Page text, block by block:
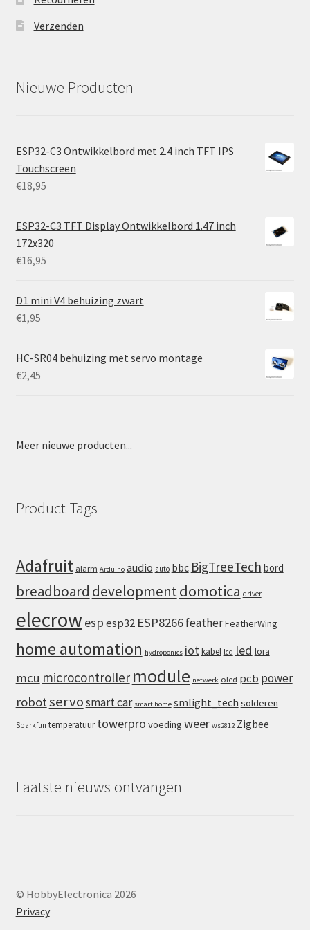
Verzenden
Nieuwe Producten
ESP32-C3 Ontwikkelbord met 2.4 inch TFT IPS
Touchscreen
€18,95
ESP32-C3 TFT Display Ontwikkelbord 1.47 inch
172x320
€16,95
D1 mini V4 behuizing zwart
€1,95
HC-SR04 behuizing met servo montage
€2,45
Meer nieuwe producten...
Product Tags
Adafruit alarm Arduino audio auto bbc BigTreeTech bord
breadboard developmentdomotica driver
elecrowespesp32 ESP8266featherFeatherWing
home automation hydroponics iot kabel lcd led lora
mcu microcontroller module netwerk oled pcb power
robotservosmart car smart home smlight_tech solderen
Sparkfun temperatuur towerpro voeding weer ws2812 Zigbee
Laatste nieuws ontvangen
© HobbyElectronica 2026
Privacy